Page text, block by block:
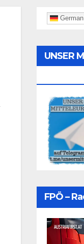
German
UNSER
FPÖ –